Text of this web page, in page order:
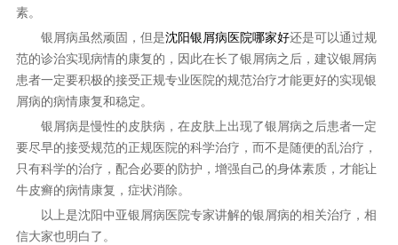
素。
银屑病虽然顽固，但是沈阳银屑病医院哪家好还是可以通过规
范的诊治实现病情的康复的，因此在长了银屑病之后，建议银屑病
患者一定要积极的接受正规专业医院的规范治疗才能更好的实现银
屑病的病情康复和稳定。
银屑病是慢性的皮肤病，在皮肤上出现了银屑病之后患者一定
要尽早的接受规范的正规医院的科学治疗，而不是随便的乱治疗，
只有科学的治疗，配合必要的防护，增强自己的身体素质，才能让
牛皮癣的病情康复，症状消除。
以上是沈阳中亚银屑病医院专家讲解的银屑病的相关治疗，相
信大家也明白了。